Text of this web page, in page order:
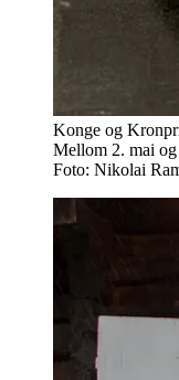
Konge og
Mellom 2. mai
Foto: Nikolai